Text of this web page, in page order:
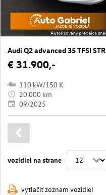
Audi Q2 advanced 35 TFSI STR
€ 31.900,-
110 kW/150 K
20.000 km
09/2025
vozidiel na strane
vytlačiť zoznam vozidiel